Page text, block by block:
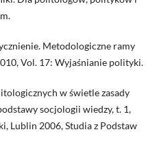
Metodologiczne ramy
Vol. 17: Wyjaśnianie polityki.
w świetle zasady
socjologii wiedzy, t. 1,
Lublin 2006, Studia z Podstaw